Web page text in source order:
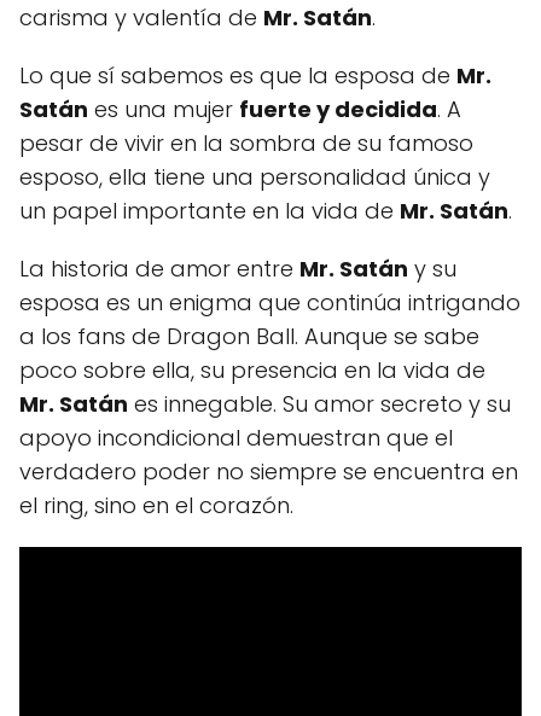
carisma y valentía de Mr. Satán.
Lo que sí sabemos es que la esposa de Mr.
Satán es una mujer fuerte y decidida. A
pesar de vivir en la sombra de su famoso
esposo, ella tiene una personalidad única y
un papel importante en la vida de Mr. Satán.
La historia de amor entre Mr. Satán y su
esposa es un enigma que continúa intrigando
a los fans de Dragon Ball. Aunque se sabe
poco sobre ella, su presencia en la vida de
Mr. Satán es innegable. Su amor secreto y su
apoyo incondicional demuestran que el
verdadero poder no siempre se encuentra en
el ring, sino en el corazón.